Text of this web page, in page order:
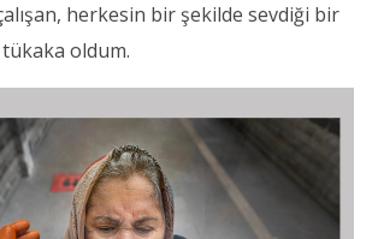
herkesin bir şekilde sevdiği bir
oldum.